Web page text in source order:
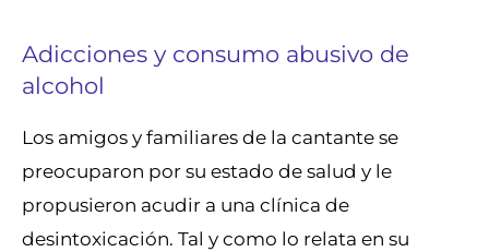
Adicciones y consumo abusivo de
alcohol
Los amigos y familiares de la cantante se
preocuparon por su estado de salud y le
propusieron acudir a una clínica de
desintoxicación. Tal y como lo relata en su